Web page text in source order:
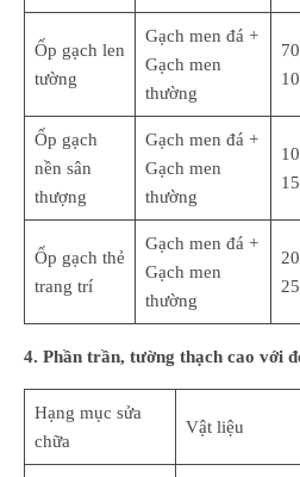
Ốp gạch len
tường
Gạch men đá +
Gạch men
thường
Ốp gạch
nền sân
thượng
Gạch men đá +
Gạch men
thường
Ốp gạch thẻ
trang trí
Gạch men đá +
Gạch men
thường
4. Phần trần, tường thạch cao với
Hạng mục sửa
chữa
Vật liệu